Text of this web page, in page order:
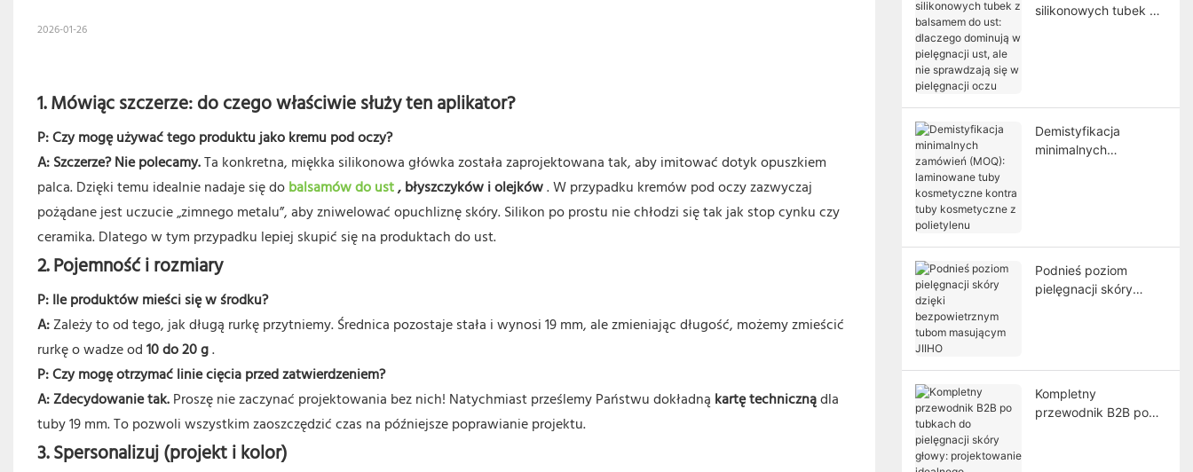
2026-01-26
1. Mówiąc szczerze: do czego właściwie służy ten aplikator?
P: Czy mogę używać tego produktu jako kremu pod oczy?
A:Szczerze? Nie polecamy.Ta konkretna, miękka silikonowa główka została zaprojektowana tak, aby imitować dotyk opuszkiem
palca. Dzięki temu idealnie nadaje się dobalsamów do ust, błyszczyków i olejków. W przypadku kremów pod oczy zazwyczaj
pożądane jest uczucie „zimnego metalu”, aby zniwelować opuchliznę skóry. Silikon po prostu nie chłodzi się tak jak stop cynku czy
ceramika. Dlatego w tym przypadku lepiej skupić się na produktach do ust.
2. Pojemność i rozmiary
P: Ile produktów mieści się w środku?
A:Zależy to od tego, jak długą rurkę przytniemy. Średnica pozostaje stała i wynosi 19 mm, ale zmieniając długość, możemy zmieścić
rurkę o wadze od10 do 20 g.
P: Czy mogę otrzymać linie cięcia przed zatwierdzeniem?
A:Zdecydowanie tak.Proszę nie zaczynać projektowania bez nich! Natychmiast prześlemy Państwu dokładną kartę technicznądla
tuby 19 mm. To pozwoli wszystkim zaoszczędzić czas na późniejsze poprawianie projektu.
3. Spersonalizuj (projekt i kolor)
silikonowych tubek z
Demistyfikacja
minimalnych
Podnieś poziom
pielęgnacji skóry
Kompletny
przewodnik B2B po